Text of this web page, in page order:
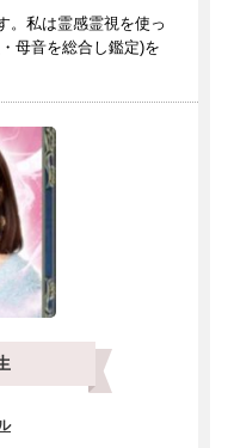
。私は霊感霊視を使っ
母音を総合し鑑定)を